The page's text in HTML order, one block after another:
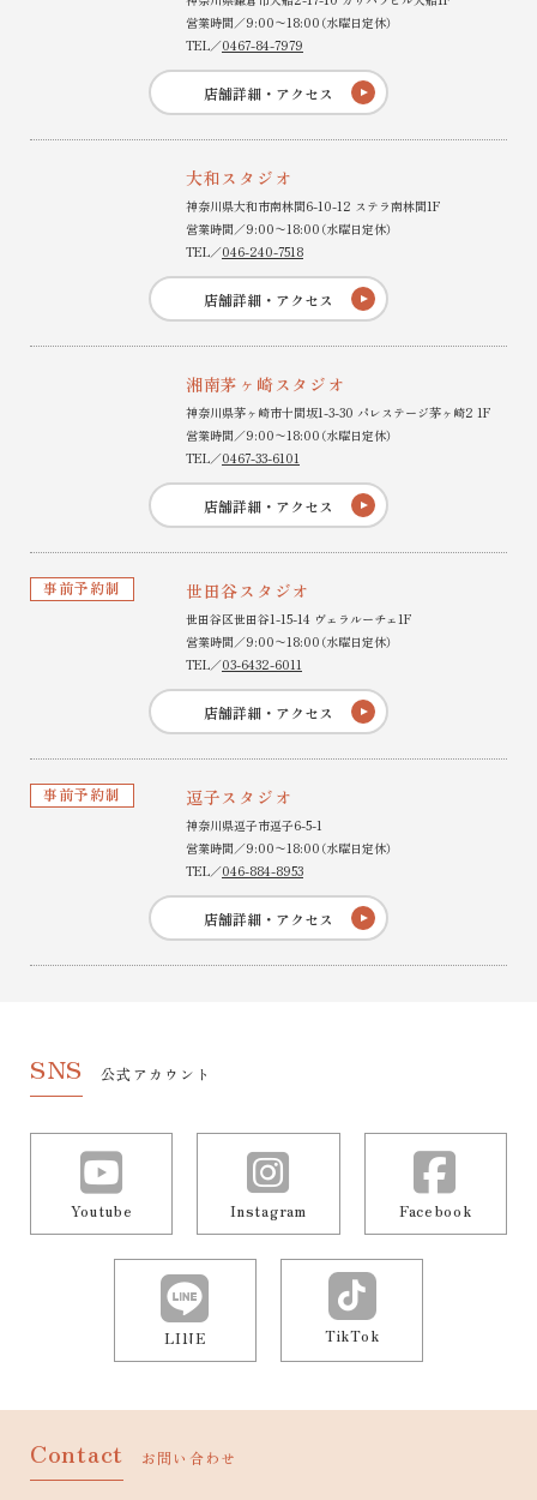
営業時間／9:00〜18:00（水曜日定休）
TEL／0467-84-7979
店舗詳細・アクセス
大和スタジオ
神奈川県大和市南林間6-10-12 ステラ南林間1F
営業時間／9:00〜18:00（水曜日定休）
TEL／046-240-7518
店舗詳細・アクセス
湘南茅ヶ崎スタジオ
神奈川県茅ヶ崎市十間坂1-3-30 パレステージ茅ヶ崎2 1F
営業時間／9:00〜18:00（水曜日定休）
TEL／0467-33-6101
店舗詳細・アクセス
事前予約制 世田谷スタジオ
世田谷区世田谷1-15-14 ヴェラルーチェ1F
営業時間／9:00〜18:00（水曜日定休）
TEL／03-6432-6011
店舗詳細・アクセス
事前予約制 逗子スタジオ
神奈川県逗子市逗子6-5-1
営業時間／9:00〜18:00（水曜日定休）
TEL／046-884-8953
店舗詳細・アクセス
SNS 公式アカウント
Youtube Instagram Facebook
LINE TikTok
Contact お問い合わせ